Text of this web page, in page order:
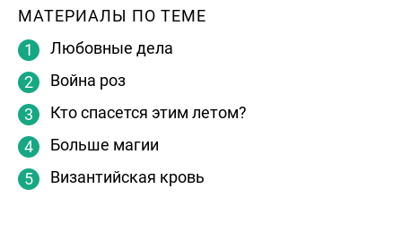
МАТЕРИАЛЫ ПО ТЕМЕ
Любовные дела
Война роз
Кто спасется этим летом?
Больше магии
Византийская кровь